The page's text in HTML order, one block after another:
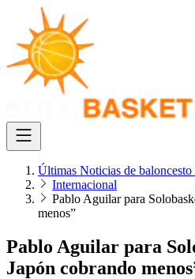
Últimas Noticias de baloncesto
Internacional
Pablo Aguilar para
menos”
Pablo Aguilar para
Japón cobrando